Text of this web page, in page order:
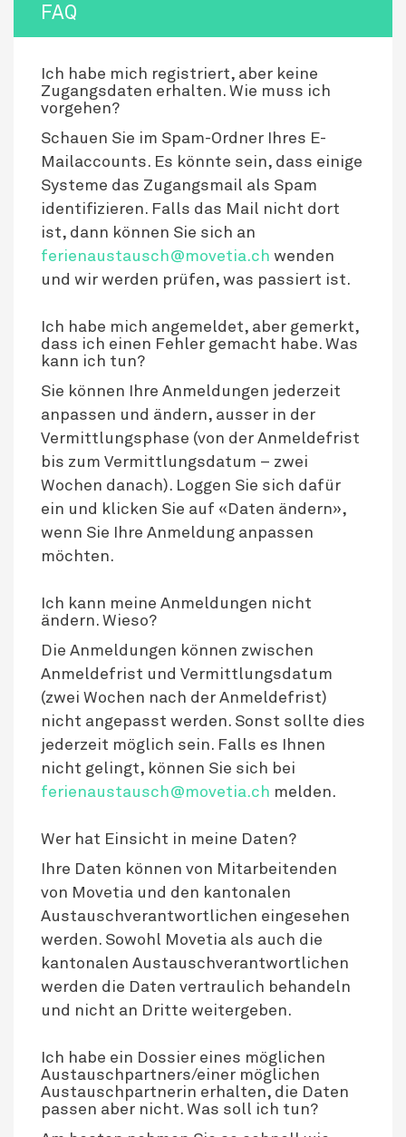
FAQ
Ich habe mich registriert, aber keine
Zugangsdaten erhalten. Wie muss ich
vorgehen?
Schauen Sie im Spam-Ordner Ihres E-
Mailaccounts. Es könnte sein, dass einige
Systeme das Zugangsmail als Spam
identifizieren. Falls das Mail nicht dort
ist, dann können Sie sich an
ferienaustausch@movetia.ch wenden
und wir werden prüfen, was passiert ist.
Ich habe mich angemeldet, aber gemerkt,
dass ich einen Fehler gemacht habe. Was
kann ich tun?
Sie können Ihre Anmeldungen jederzeit
anpassen und ändern, ausser in der
Vermittlungsphase (von der Anmeldefrist
bis zum Vermittlungsdatum – zwei
Wochen danach). Loggen Sie sich dafür
ein und klicken Sie auf «Daten ändern»,
wenn Sie Ihre Anmeldung anpassen
möchten.
Ich kann meine Anmeldungen nicht
ändern. Wieso?
Die Anmeldungen können zwischen
Anmeldefrist und Vermittlungsdatum
(zwei Wochen nach der Anmeldefrist)
nicht angepasst werden. Sonst sollte dies
jederzeit möglich sein. Falls es Ihnen
nicht gelingt, können Sie sich bei
ferienaustausch@movetia.ch melden.
Wer hat Einsicht in meine Daten?
Ihre Daten können von Mitarbeitenden
von Movetia und den kantonalen
Austauschverantwortlichen eingesehen
werden. Sowohl Movetia als auch die
kantonalen Austauschverantwortlichen
werden die Daten vertraulich behandeln
und nicht an Dritte weitergeben.
Ich habe ein Dossier eines möglichen
Austauschpartners/einer möglichen
Austauschpartnerin erhalten, die Daten
passen aber nicht. Was soll ich tun?